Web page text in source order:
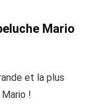
Mario
et la plus
!